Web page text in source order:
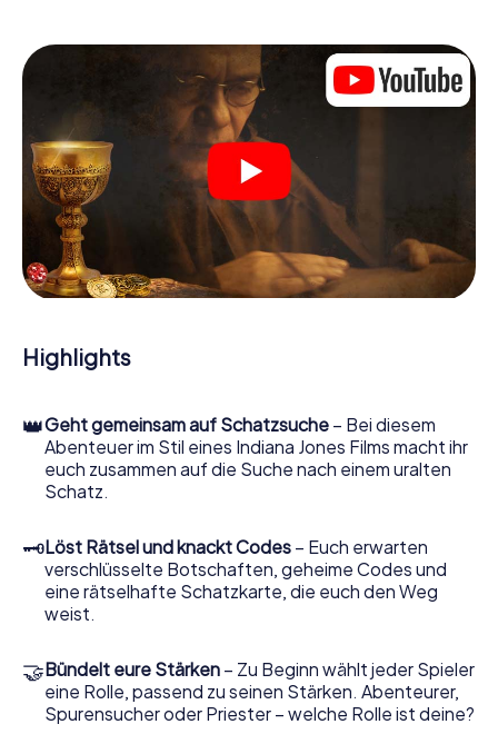
geborener Spurensucher? Wer ein waschechter
Abenteurer? Und wer hat das Zeug zum Code-Knacker?
Bei unserer Schatzsuche in Birmingham ist für jeden
Spieler die passende Rolle dabei.
Sind die Rollen verteilt, kann die Krimi-Schatzsuche durch
Birmingham losgehen: An den unterschiedlichsten Orten
in der Stadt knacken Sie verschlüsselte Codes, lösen
knifflige Logikaufgaben und fahnden nach Spuren und
Hinweisstücken. Ihr Smartphone ist dabei Ihr wichtigstes
Ermittlerwerkzeug: Unsere eigens entwickelte App lässt
Sie Kontaktpersonen befragen und rätselhafte
sammeln und navigiert Sie sicher durch Birmingham.
und schon bald werden Sie feststellen, dass der kostbare
Schatz nur noch wenige Schritte entfernt ist.
Highlights
👑Geht gemeinsam auf Schatzsuche – Bei diesem
Abenteuer im Stil eines Indiana Jones Films macht ihr
euch zusammen auf die Suche nach einem uralten
Schatz.
🗝Löst Rätsel und knackt Codes – Euch erwarten
verschlüsselte Botschaften, geheime Codes und
eine rätselhafte Schatzkarte, die euch den Weg
weist.
🤝Bündelt eure Stärken – Zu Beginn wählt jeder Spieler
eine Rolle, passend zu seinen Stärken. Abenteurer,
Spurensucher oder Priester – welche Rolle ist deine?